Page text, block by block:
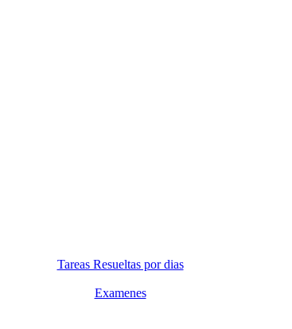
Tareas Resueltas por dias
Examenes